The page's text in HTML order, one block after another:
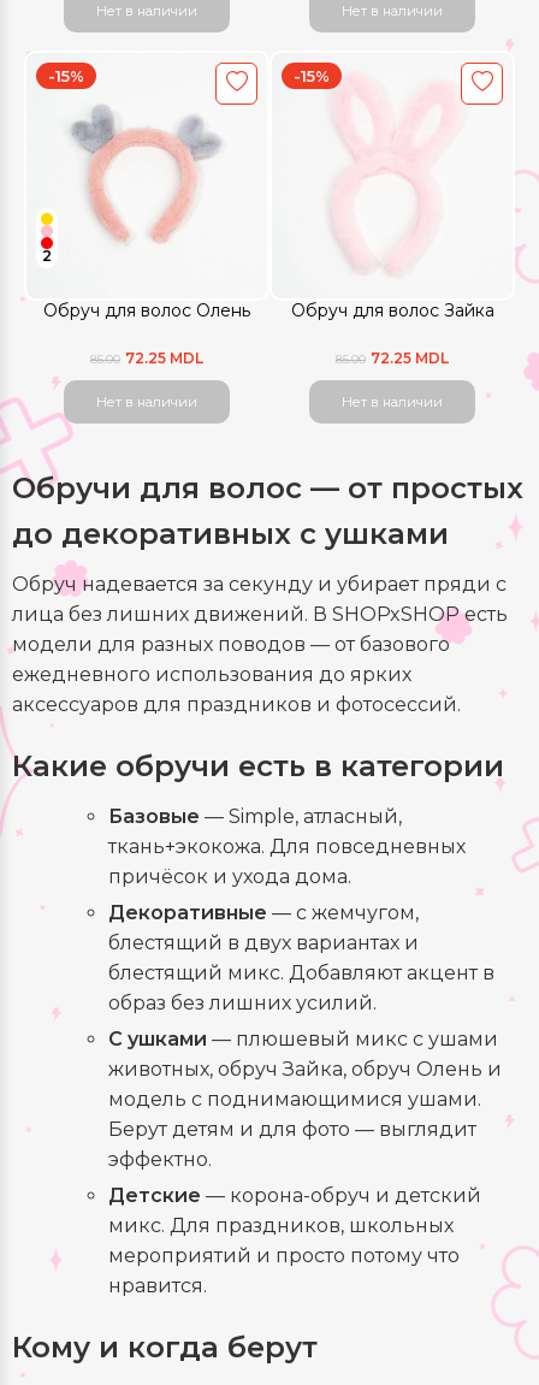
Нет в наличии Нет в наличии
Обруч для волос Олень
-15%
2
85.00 72.25 MDL
Нет в наличии
Обруч для волос Зайка
-15%
85.00 72.25 MDL
Нет в наличии
Обручи для волос — от простых
до декоративных с ушками
Обруч надевается за секунду и убирает пряди с
лица без лишних движений. В SHOPxSHOP есть
модели для разных поводов — от базового
ежедневного использования до ярких
аксессуаров для праздников и фотосессий.
Какие обручи есть в категории
Базовые — Simple, атласный,
ткань+экокожа. Для повседневных
причёсок и ухода дома.
Декоративные — с жемчугом,
блестящий в двух вариантах и
блестящий микс. Добавляют акцент в
образ без лишних усилий.
С ушками — плюшевый микс с ушами
животных, обруч Зайка, обруч Олень и
модель с поднимающимися ушами.
Берут детям и для фото — выглядит
эффектно.
Детские — корона-обруч и детский
микс. Для праздников, школьных
мероприятий и просто потому что
нравится.
Кому и когда берут